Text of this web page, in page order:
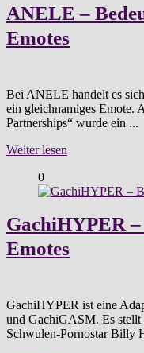
ANELE –
Emotes
Bei ANELE handelt es
ein gleichnamiges Emote.
Partnerships“ wurde ein ...
Weiter lesen
0
GachiHYPER
Emotes
GachiHYPER ist eine
und GachiGASM. Es
Schwulen-Pornostar Billy